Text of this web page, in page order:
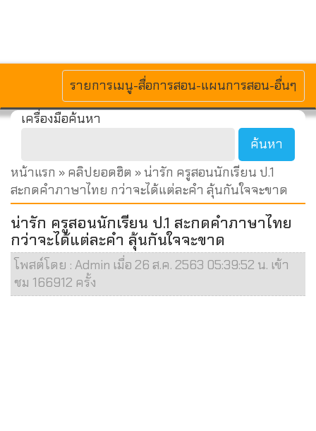
MENU
รายการเมนู-สื่อการสอน-แผนการสอน-อื่นๆ
เครื่องมือค้นหา
หน้าแรก » คลิปยอดฮิต » น่ารัก ครูสอนนักเรียน ป.1
สะกดคำภาษาไทย กว่าจะได้แต่ละคำ ลุ้นกันใจจะขาด
น่ารัก ครูสอนนักเรียน ป.1 สะกดคำภาษาไทย
กว่าจะได้แต่ละคำ ลุ้นกันใจจะขาด
โพสต์โดย : Admin เมื่อ 26 ส.ค. 2563 05:39:52 น. เข้า
ชม 166912 ครั้ง